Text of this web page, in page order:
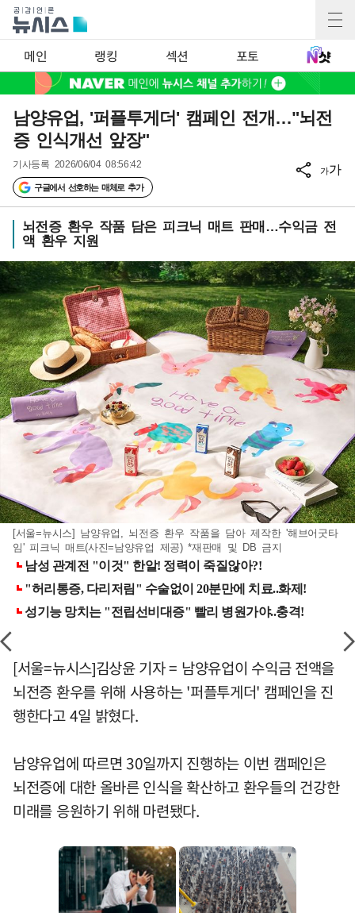
메인 랭킹 섹션 포토
남양유업, '퍼플투게더' 캠페인 전개…"뇌전
증 인식개선 앞장"
기사등록 2026/06/04 08:56:42
구글에서 선호하는 매체로 추가
가가
뇌전증 환우 작품 담은 피크닉 매트 판매…수익금 전
액 환우 지원
[서울=뉴시스] 남양유업, 뇌전증 환우 작품을 담아 제작한 '해브어굿타
임' 피크닉 매트(사진=남양유업 제공) *재판매 및 DB 금지
[서울=뉴시스]김상윤 기자 = 남양유업이 수익금 전액을
뇌전증 환우를 위해 사용하는 '퍼플투게더' 캠페인을 진
행한다고 4일 밝혔다.
남양유업에 따르면 30일까지 진행하는 이번 캠페인은
뇌전증에 대한 올바른 인식을 확산하고 환우들의 건강한
미래를 응원하기 위해 마련됐다.